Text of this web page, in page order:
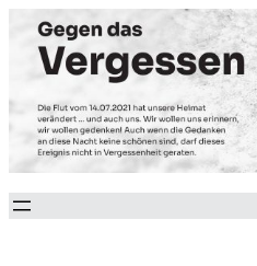
Zum
Inhalt
springen